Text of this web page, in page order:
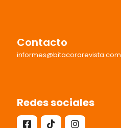
Contacto
informes@bitacorarevista.com
Redes sociales